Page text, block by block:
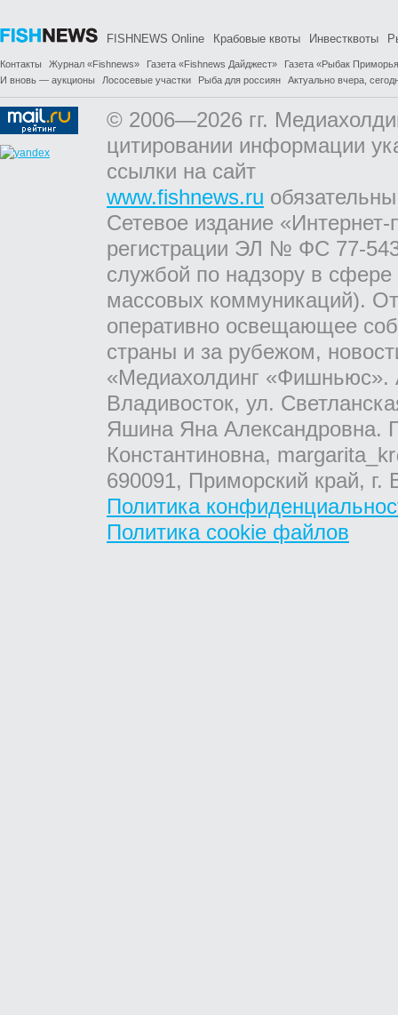
FISHNEWS Online Крабовые квоты Инвестквоты
Контакты Журнал «Fishnews» Газета «Fishnews Дайджест»
Газета «Рыбак
И вновь — аукционы
Лососевые участки Рыба для россиян Актуально вчера,
© 2006—2026 гг.
цитировании информации
ссылки на сайт
www.fishnews.ru
Сетевое издание
регистрации ЭЛ № ФС 77-
службой по надзору в
массовых коммуникаций).
оперативно освещающее
страны и за рубежом,
«Медиахолдинг «Фишньюс».
Владивосток, ул.
Яшина Яна Александровна.
Константиновна,
690091, Приморский край,
Политика
Политика cookie файлов